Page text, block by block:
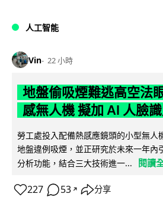
人工智能
Vin 22 小時
地盤偷吸煙難逃高空法
感無人機 擬加 AI 人臉
勞工處投入配備熱感應鏡頭的小型無人
地盤違例吸煙，並正研究於未來一年內
分析功能，結合三大技術進一...
閱讀
227 53 ↗ 分享